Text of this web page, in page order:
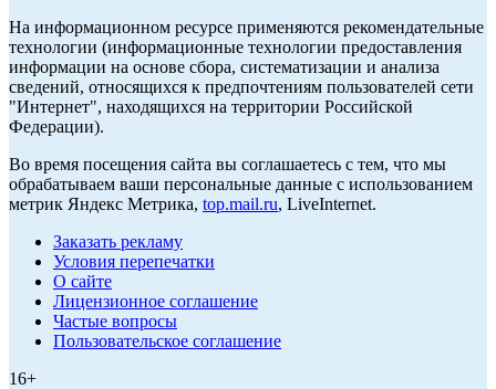
На информационном ресурсе применяются рекомендательные
технологии (информационные технологии предоставления
информации на основе сбора, систематизации и анализа
сведений, относящихся к предпочтениям пользователей сети
"Интернет", находящихся на территории Российской
Федерации).
Во время посещения сайта вы соглашаетесь с тем, что мы
обрабатываем ваши персональные данные с использованием
метрик Яндекс Метрика, top.mail.ru, LiveInternet.
Заказать рекламу
Условия перепечатки
О сайте
Лицензионное соглашение
Частые вопросы
Пользовательское соглашение
16+